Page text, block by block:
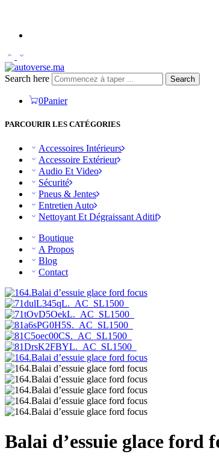
Search here Search
0Panier
PARCOURIR LES CATÉGORIES
Accessoires Intérieurs
Accessoire Extérieur
Audio Et Video
Sécurité
Pneus & Jentes
Entretien Auto
Nettoyant Et Dégraissant Aditif
Boutique
A Propos
Blog
Contact
Balai d’essuie glace ford